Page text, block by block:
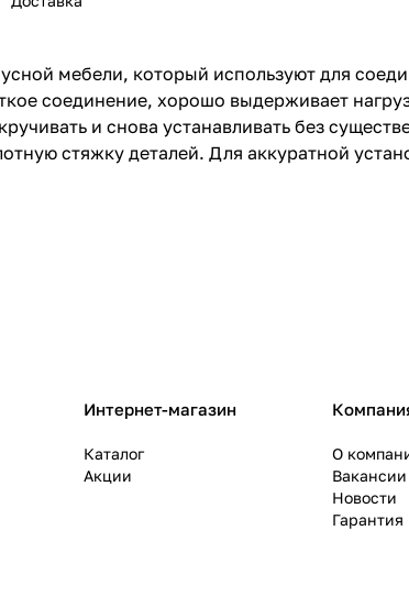
мебели, который используют для
соединение, хорошо выдерживает
и снова устанавливать без
стяжку деталей. Для аккуратной
Интернет-магазин
Каталог
Акции
О
Вакансии
Новости
Гарантия